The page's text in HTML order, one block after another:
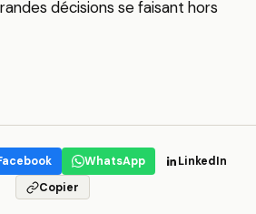
décisions se faisant hors
WhatsApp
LinkedIn
Copier